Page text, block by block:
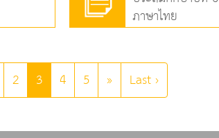
ภาษาไทย
2 3 4 5 » Last ›